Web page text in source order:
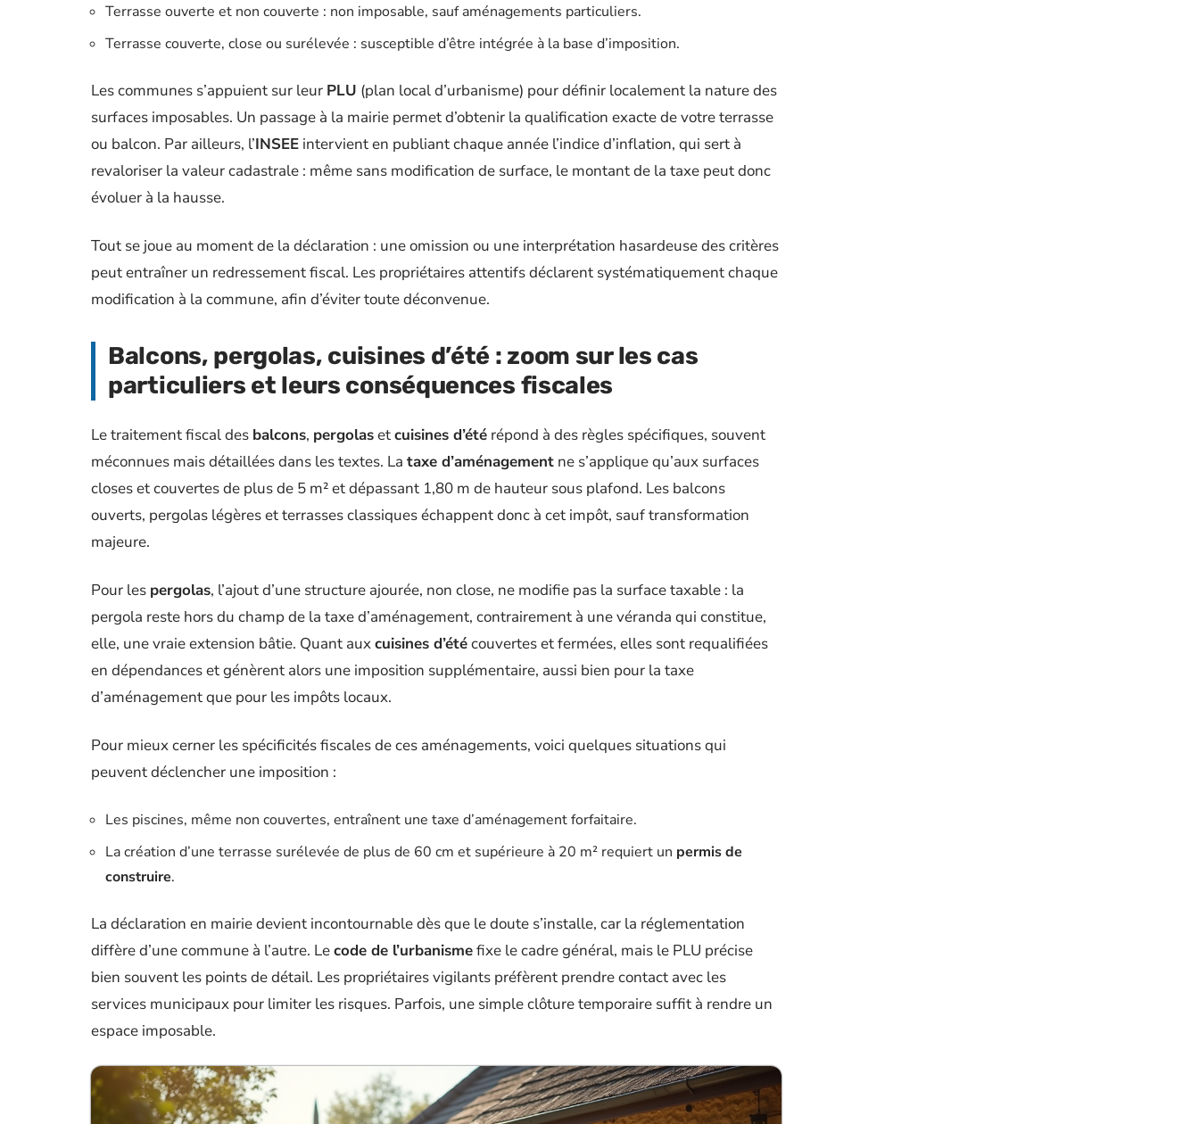
Terrasse ouverte et non couverte : non imposable, sauf aménagements particuliers.
Terrasse couverte, close ou surélevée : susceptible d’être intégrée à la base d’imposition.
Les communes s’appuient sur leur PLU (plan local d’urbanisme) pour définir localement la nature des
surfaces imposables. Un passage à la mairie permet d’obtenir la qualification exacte de votre terrasse
ou balcon. Par ailleurs, l’INSEE intervient en publiant chaque année l’indice d’inflation, qui sert à
revaloriser la valeur cadastrale : même sans modification de surface, le montant de la taxe peut donc
évoluer à la hausse.
Tout se joue au moment de la déclaration : une omission ou une interprétation hasardeuse des critères
peut entraîner un redressement fiscal. Les propriétaires attentifs déclarent systématiquement chaque
modification à la commune, afin d’éviter toute déconvenue.
Balcons, pergolas, cuisines d’été : zoom sur les cas
particuliers et leurs conséquences fiscales
Le traitement fiscal des balcons, pergolasetcuisines d’été répond à des règles spécifiques, souvent
méconnues mais détaillées dans les textes. La taxe d’aménagement ne s’applique qu’aux surfaces
closes et couvertes de plus de 5 m² et dépassant 1,80 m de hauteur sous plafond. Les balcons
ouverts, pergolas légères et terrasses classiques échappent donc à cet impôt, sauf transformation
majeure.
Pour les pergolas, l’ajout d’une structure ajourée, non close, ne modifie pas la surface taxable : la
pergola reste hors du champ de la taxe d’aménagement, contrairement à une véranda qui constitue,
elle, une vraie extension bâtie. Quant auxcuisines d’étécouvertes et fermées, elles sont requalifiées
en dépendances et génèrent alors une imposition supplémentaire, aussi bien pour la taxe
d’aménagement que pour les impôts locaux.
Pour mieux cerner les spécificités fiscales de ces aménagements, voici quelques situations qui
peuvent déclencher une imposition :
Les piscines, même non couvertes, entraînent une taxe d’aménagement forfaitaire.
La création d’une terrasse surélevée de plus de 60 cm et supérieure à 20 m² requiert un permis de
construire.
La déclaration en mairie devient incontournable dès que le doute s’installe, car la réglementation
diffère d’une commune à l’autre. Lecode de l’urbanismefixe le cadre général, mais le PLU précise
bien souvent les points de détail. Les propriétaires vigilants préfèrent prendre contact avec les
services municipaux pour limiter les risques. Parfois, une simple clôture temporaire suffit à rendre un
espace imposable.